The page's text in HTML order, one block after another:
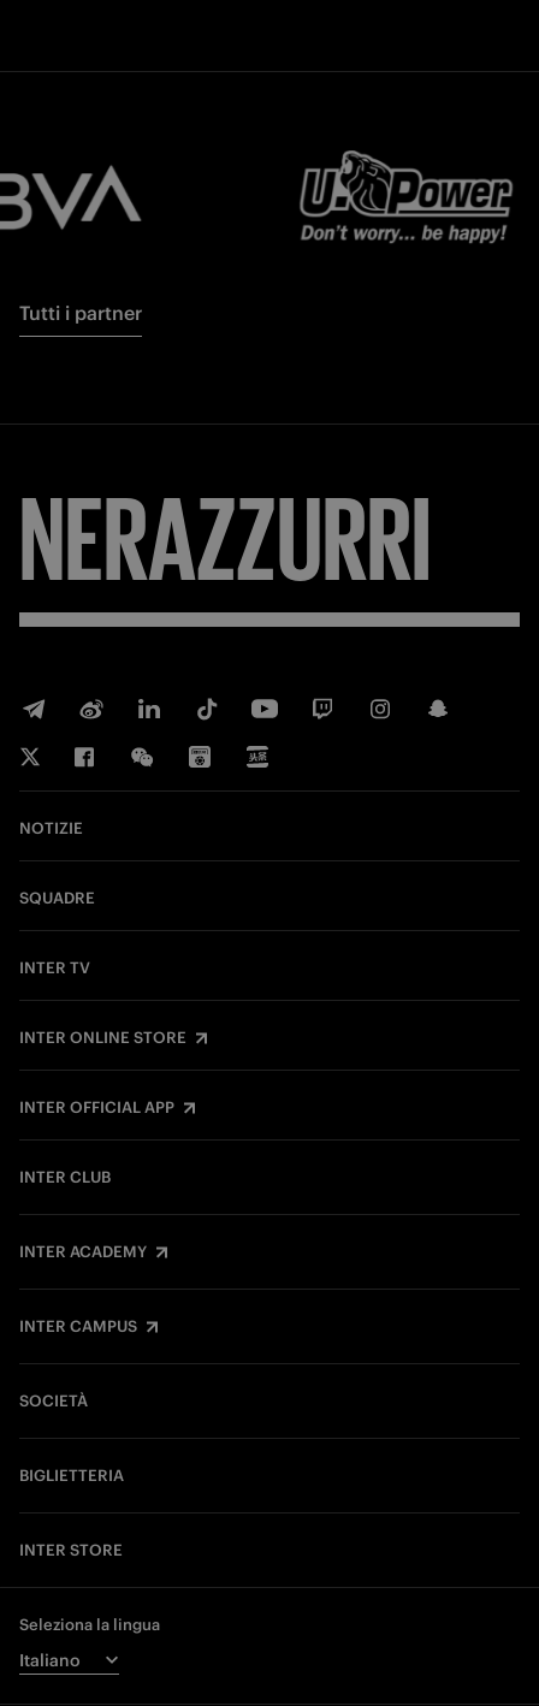
Tutti i partner
NERAZZURRI
NOTIZIE
SQUADRE
INTER TV
INTER ONLINE STORE
INTER OFFICIAL APP
INTER CLUB
INTER ACADEMY
INTER CAMPUS
SOCIETÀ
BIGLIETTERIA
INTER STORE
Seleziona la lingua